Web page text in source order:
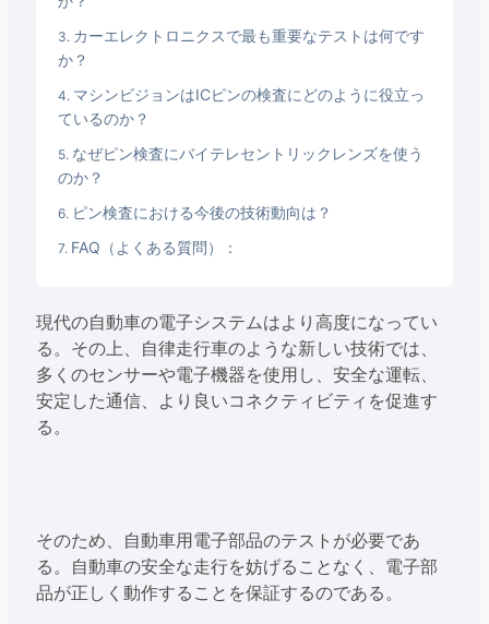
カーエレクトロニクスで最も重要なテストは何です
か？
マシンビジョンはICピンの検査にどのように役立っ
ているのか？
なぜピン検査にバイテレセントリックレンズを使う
のか？
ピン検査における今後の技術動向は？
FAQ（よくある質問）：
現代の自動車の電子システムはより高度になってい
る。その上、自律走行車のような新しい技術では、
多くのセンサーや電子機器を使用し、安全な運転、
安定した通信、より良いコネクティビティを促進す
る。
そのため、自動車用電子部品のテストが必要であ
る。自動車の安全な走行を妨げることなく、電子部
品が正しく動作することを保証するのである。